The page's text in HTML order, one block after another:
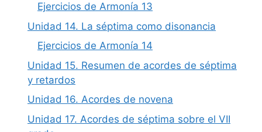
Ejercicios de Armonía 13
Unidad 14. La séptima como disonancia
Ejercicios de Armonía 14
Unidad 15. Resumen de acordes de séptima
y retardos
Unidad 16. Acordes de novena
Unidad 17. Acordes de séptima sobre el VII